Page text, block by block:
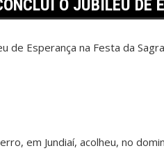
O JUBILEU
em Jundiaí, acolheu, no